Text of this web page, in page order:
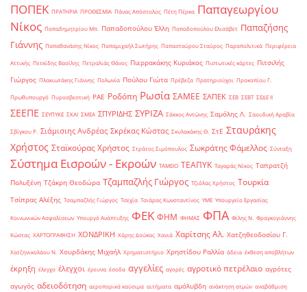
ΠΟΠΕΚ ΠΡΑΤΗΡΙΑ ΠΡΟΘΕΣΜΙΑ Πάνας Απόστολος Πέτη Πέρκα Παπαγεωργίου
Νίκος Παπαδημητρίου Μπ. Παπαδοπούλου Έλλη Παπαδοπούλου Ελισάβετ Παπαζήσης
Γιάννης Παπαθανάσης Νίκος Παπαμιχαήλ Σωτήρης Παπασταύρου Σταύρος Παραπολιτικά Περιφέρεια
Αττικής Πετκίδης Βασίλης Πετραλιάς Θάνος Πιερρακάκης Κυριάκος Πιστωτικές κάρτες Πιτσιλής
Γιώργος Πλακιωτάκης Γιάννης Πολωνία Πούλου Γιώτα Πρέβεζα Πρατηριούχοι Προκοπίου Γ.
Πρωθυπουργό Πυροσβεστική ΡΑΕ Ροδόπη Ρωσία ΣΑΜΕΕ ΣΑΠΕΚ ΣΕΒ ΣΕΒΤ ΣΕΔΕ ΙΙ
ΣΕΕΠΕ ΣΕΥΠΥΚΕ ΣΚΑΙ ΣΜΕΑ ΣΠΥΡΙΔΗΣ ΣΥΡΙΖΑ Σάκκος Αντώνης Σαμόλης Λ. Σαουδική Αραβία
Σβίγκου Ρ. Σιάμισιης Ανδρέας Σκρέκας Κώστας Σκυλακάκης Θ. ΣτΕ Σταυράκης
Χρήστος Σταϊκούρας Χρήστος Στράτος Σιμόπουλος Σωκράτης Φάμελλος Σύνταξη
Σύστημα Εισροών - Εκροών ΤΑΜΕΙΟ ΤΕΑΠΥΚ Ταγαράς Νίκος Ταπρατζή
Πολυξένη Τζάκρη Θεοδώρα Τζαμπαζλής Γιώργος Τζιόλας Χρήστος Τουρκία
Τσίπρας Αλέξης Τσαμπαζλής Γιώργος Τσεχία Τσιάρας Κωνσταντίνος ΥΜΕ Υπουργείο Εργασίας
Κοινωνικών Ασφαλίσεων Υπουργό Ανάπτυξης ΦΕΚ ΦΗΜ ΦΗΜΑΣ ΦΠΑ Φίλης Ν. Φραγκογιάννης
Κώστας ΧΑΡΤΟΓΡΑΦΗΣΗ ΧΟΝΔΡΙΚΗ Χάρης Δούκας Χανιά Χαρίτσης Αλ. Χατζηθεοδοσίου Γ.
Χατζηνικολάου Ν. Χουρδάκης Μιχαήλ Χρηματιστήριο Χρηστίδου Ραλλία άδεια έκθεση αποβλήτων
έκρηξη έλεγχο έλεγχοι έρευνα έσοδα αγγελίες αγορές αγροτικό πετρέλαιο αγρότες
αγωγός αδειοδότηση αεροπορικά καύσιμα αιτήματα αμόλυβδη ανάκτηση ατμών αναβάθμιση